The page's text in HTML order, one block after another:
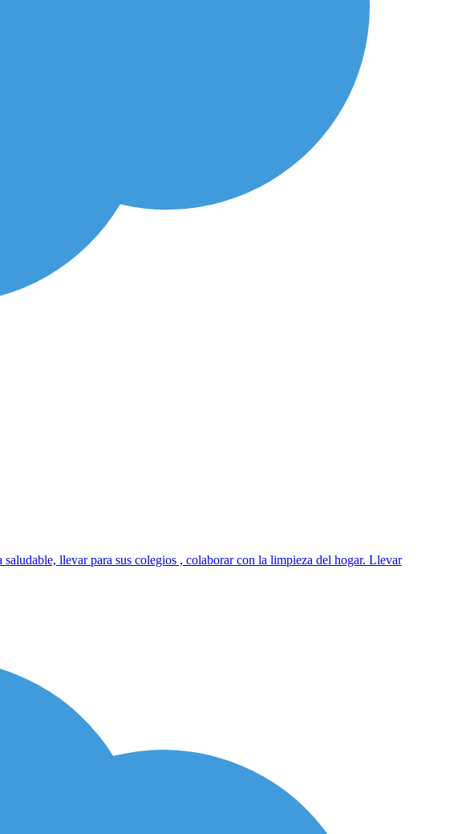
llevar para sus colegios , colaborar con la limpieza del hogar. Llevar